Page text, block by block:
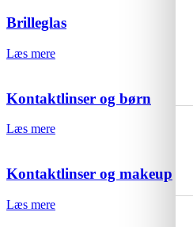
Brilleglas
Læs mere
Kontaktlinser og børn
Læs mere
Kontaktlinser og makeup
Læs mere